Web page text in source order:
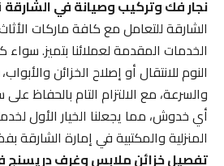
نجار فك وتركيب وصيانة في الشارقة
الشارقة للتعامل مع كافة ماركات
الخدمات المقدمة لعملائنا بتميز.
النوم للانتقال أو إصلاح الخزائن
والسرعة، مع الالتزام التام بالحفاظ
أي خدوش، مما يجعلنا الخيار الأول لخدمات
المنزلية والمكتبية في إمارة الشارقة بفضل
تفصيل خزائن ملابس وغرف دريسنج في